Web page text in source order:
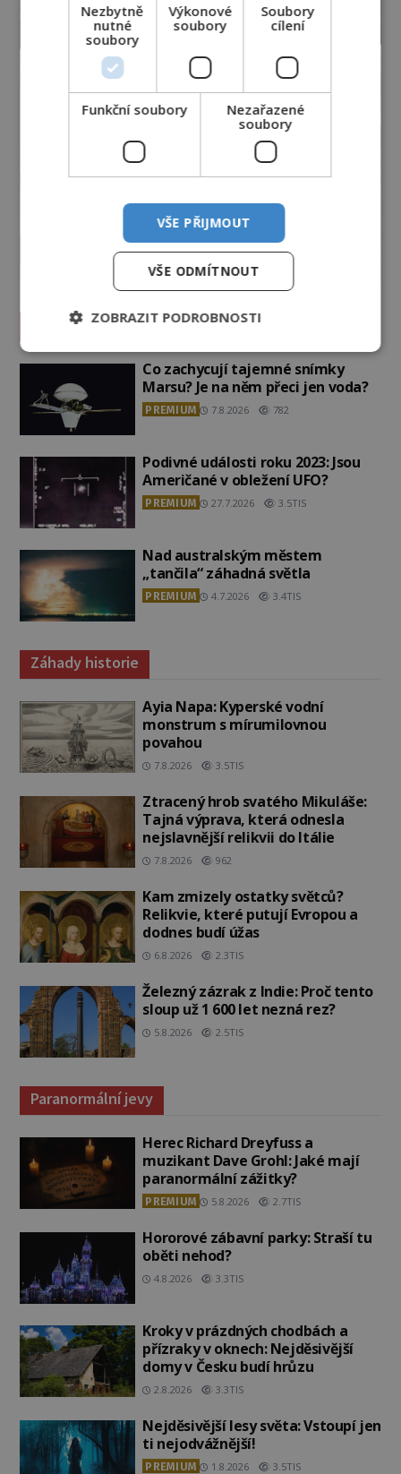
Vesmír a technologie
Co zachycují tajemné snímky
Marsu? Je na něm přeci jen voda?
PREMIUM 7.8.2026 782
Podivné události roku 2023: Jsou
Američané v obležení UFO?
PREMIUM 27.7.2026 3.5TIS
Nad australským městem
„tančila“ záhadná světla
PREMIUM 4.7.2026 3.4TIS
Záhady historie
Ayia Napa: Kyperské vodní
monstrum s mírumilovnou
povahou
7.8.2026 3.5TIS
Ztracený hrob svatého Mikuláše:
Tajná výprava, která odnesla
nejslavnější relikvii do Itálie
7.8.2026 962
Kam zmizely ostatky světců?
Relikvie, které putují Evropou a
dodnes budí úžas
6.8.2026 2.3TIS
Železný zázrak z Indie: Proč tento
sloup už 1 600 let nezná rez?
5.8.2026 2.5TIS
Paranormální jevy
Herec Richard Dreyfuss a
muzikant Dave Grohl: Jaké mají
paranormální zážitky?
PREMIUM 5.8.2026 2.7TIS
Hororové zábavní parky: Straší tu
oběti nehod?
4.8.2026 3.3TIS
Kroky v prázdných chodbách a
přízraky v oknech: Nejděsivější
domy v Česku budí hrůzu
2.8.2026 3.3TIS
Nejděsivější lesy světa: Vstoupí jen
ti nejodvážnější!
PREMIUM 1.8.2026 3.5TIS
Nezbytně
nutné
soubory
Výkonové
soubory
Soubory
cílení
Funkční soubory
Nezařazené
soubory
VŠE PŘIJMOUT
VŠE ODMÍTNOUT
ZOBRAZIT PODROBNOSTI